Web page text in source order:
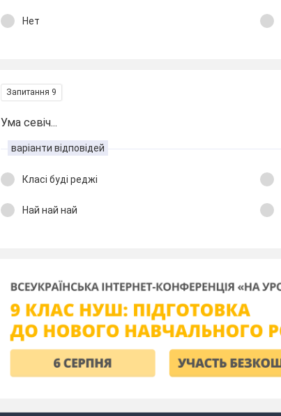
Нет
Запитання 9
Ума севіч...
варіанти відповідей
Класі буді реджі
Най най най